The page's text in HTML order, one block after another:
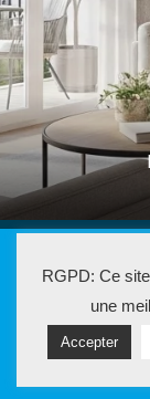
RGPD: Ce
une
Accepter